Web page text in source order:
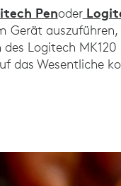
Penoder
Gerät
Logitech
das Wesentliche